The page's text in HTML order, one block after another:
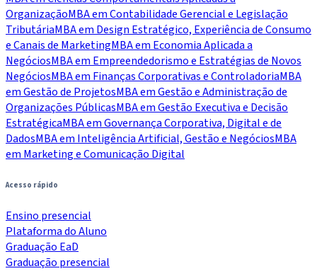
OrganizaçãoMBA em Contabilidade Gerencial e Legislação
TributáriaMBA em Design Estratégico, Experiência de Consumo
e Canais de MarketingMBA em Economia Aplicada a
NegóciosMBA em Empreendedorismo e Estratégias de Novos
NegóciosMBA em Finanças Corporativas e ControladoriaMBA
em Gestão de ProjetosMBA em Gestão e Administração de
Organizações PúblicasMBA em Gestão Executiva e Decisão
EstratégicaMBA em Governança Corporativa, Digital e de
DadosMBA em Inteligência Artificial, Gestão e NegóciosMBA
em Marketing e Comunicação Digital
Acesso rápido
Ensino presencial
Plataforma do Aluno
Graduação EaD
Graduação presencial